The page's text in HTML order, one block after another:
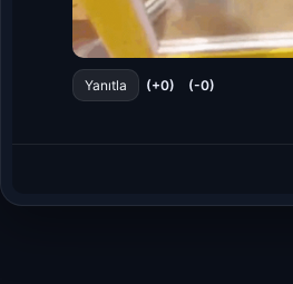
Yanıtla (+0) (-0)